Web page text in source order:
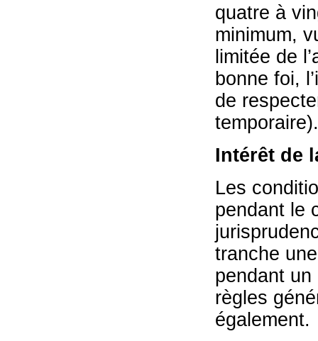
quatre à
minimum,
limitée de
bonne foi,
de
temporaire).
Intérêt de
Les
pendant le
tranche
pendant
règles
également.